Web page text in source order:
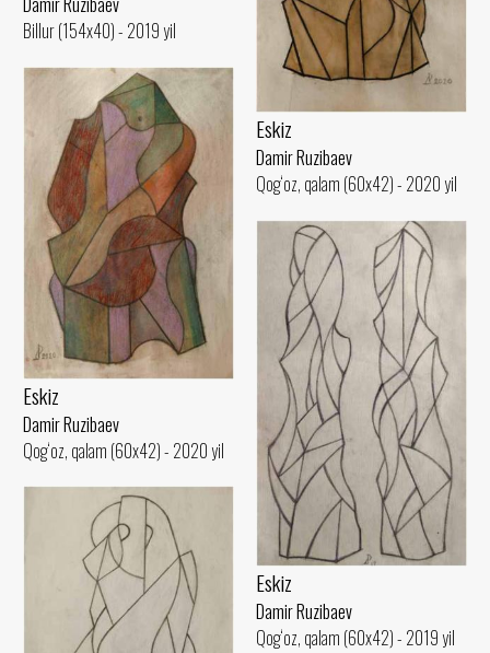
Billur (154x40) - 2019 yil
Eskiz
Damir Ruzibaev
Qog‘oz, qalam (60x42) - 2020 yil
Eskiz
Damir Ruzibaev
Qog‘oz, qalam (60x42) - 2020 yil
Eskiz
Damir Ruzibaev
Qog‘oz, qalam (60x42) - 2019 yil